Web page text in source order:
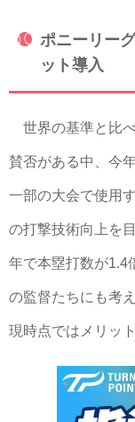
ポニーリー
ット導入
世界の基準と比
賛否がある中、今
一部の大会で使用
の打撃技術向上を
年で本塁打数が1.4
の監督たちにも考
現時点ではメリッ